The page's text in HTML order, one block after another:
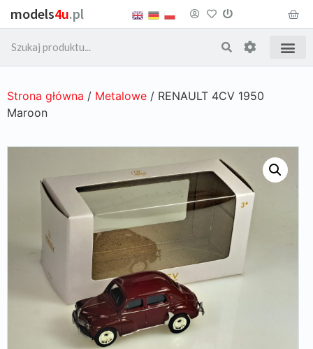
models4u.pl
Strona główna / Metalowe / RENAULT 4CV 1950
Maroon